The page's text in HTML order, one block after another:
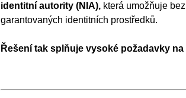
identitní autority (NIA), která umožňuje
garantovaných identitních prostředků.
Řešení tak splňuje vysoké požadavky